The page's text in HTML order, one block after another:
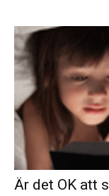
Är det OK att